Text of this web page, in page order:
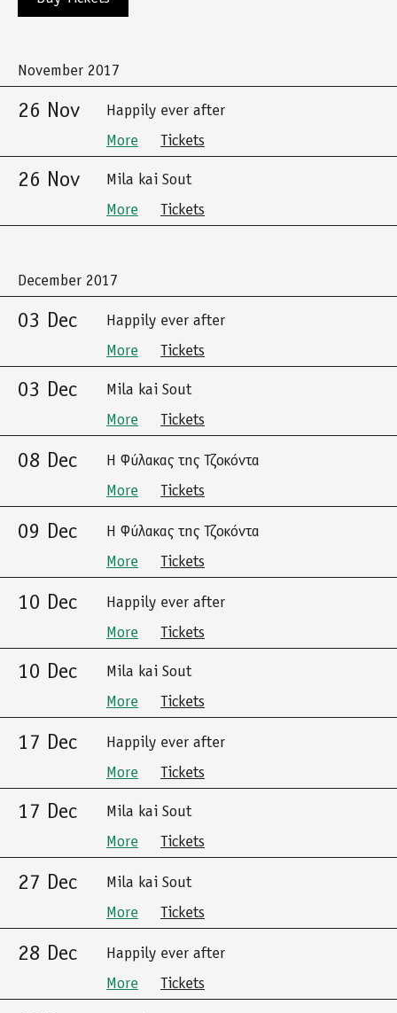
November 2017
26 Nov
Happily ever after
More
Tickets
26 Nov
Mila kai Sout
More
Tickets
December 2017
03 Dec
Happily ever after
More
Tickets
03 Dec
Mila kai Sout
More
Tickets
08 Dec
Η Φύλακας της Τζοκόντα
More
Tickets
09 Dec
Η Φύλακας της Τζοκόντα
More
Tickets
10 Dec
Happily ever after
More
Tickets
10 Dec
Mila kai Sout
More
Tickets
17 Dec
Happily ever after
More
Tickets
17 Dec
Mila kai Sout
More
Tickets
27 Dec
Mila kai Sout
More
Tickets
28 Dec
Happily ever after
More
Tickets